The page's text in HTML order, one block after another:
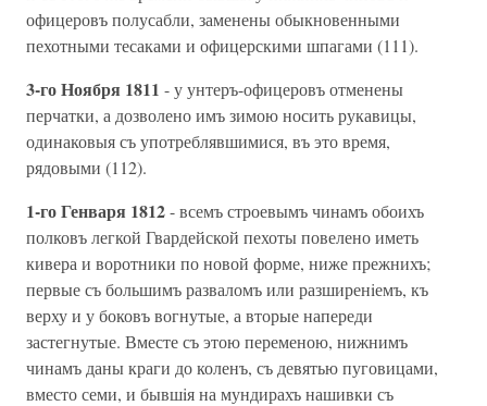
офицеровъ полусабли, заменены обыкновенными
пехотными тесаками и офицерскими шпагами (111).
3-го Ноября 1811 - у унтеръ-офицеровъ отменены
перчатки, а дозволено имъ зимою носить рукавицы,
одинаковыя съ употреблявшимися, въ это время,
рядовыми (112).
1-го Генваря 1812- всемъ строевымъ чинамъ обоихъ
полковъ легкой Гвардейской пехоты повелено иметь
кивера и воротники по новой форме, ниже прежнихъ;
первые съ большимъ разваломъ или разширенiемъ, къ
верху и у боковъ вогнутые, а вторые напереди
застегнутые. Вместе съ этою переменою, нижнимъ
чинамъ даны краги до коленъ, съ девятью пуговицами,
вместо семи, и бывшiя на мундирахъ нашивки съ